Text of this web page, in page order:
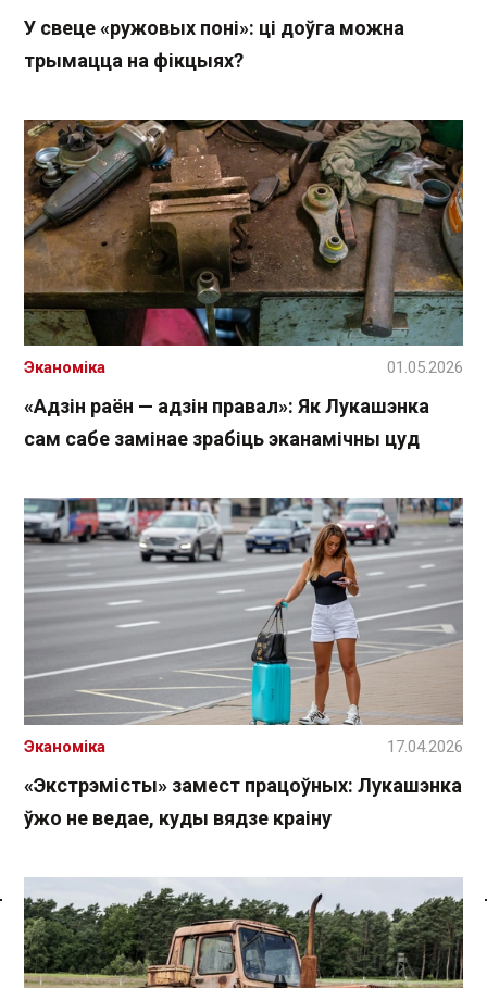
Спасылка без VPN
У свеце «ружовых поні»: ці доўга можна
трымацца на фікцыях?
«Адзін раён — адзін правал»: Як Лукашэнка
сам сабе замінае зрабіць эканамічны цуд
Эканоміка 01.05.2026
«Экстрэмісты» замест працоўных: Лукашэнка
ўжо не ведае, куды вядзе краіну
Эканоміка 17.04.2026